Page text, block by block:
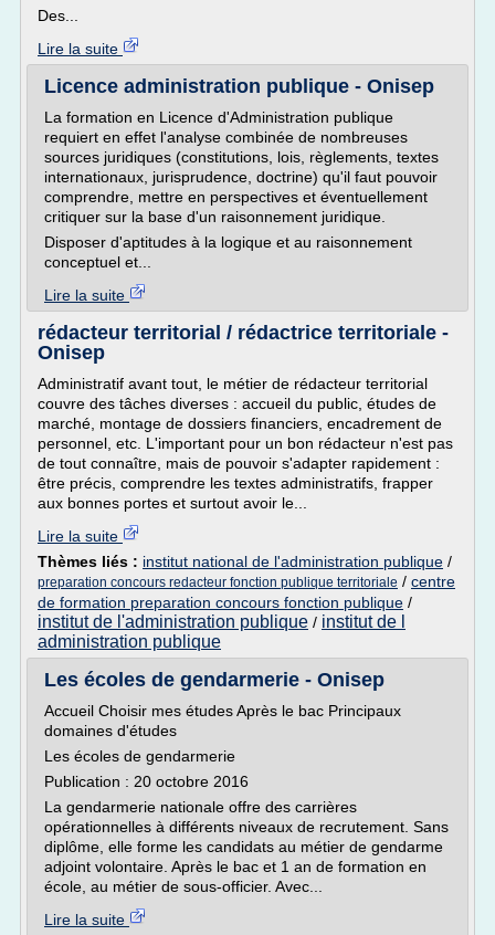
Des...
Lire la suite
Licence administration publique - Onisep
La formation en Licence d'Administration publique
requiert en effet l'analyse combinée de nombreuses
sources juridiques (constitutions, lois, règlements, textes
internationaux, jurisprudence, doctrine) qu'il faut pouvoir
comprendre, mettre en perspectives et éventuellement
critiquer sur la base d'un raisonnement juridique.
Disposer d'aptitudes à la logique et au raisonnement
conceptuel et...
Lire la suite
rédacteur territorial / rédactrice territoriale -
Onisep
Administratif avant tout, le métier de rédacteur territorial
couvre des tâches diverses : accueil du public, études de
marché, montage de dossiers financiers, encadrement de
personnel, etc. L'important pour un bon rédacteur n'est pas
de tout connaître, mais de pouvoir s'adapter rapidement :
être précis, comprendre les textes administratifs, frapper
aux bonnes portes et surtout avoir le...
Lire la suite
Thèmes liés : institut national de l'administration publique /
preparation concours redacteur fonction publique territoriale / centre
de formation preparation concours fonction publique /
institut de l'administration publique / institut de l
administration publique
Les écoles de gendarmerie - Onisep
Accueil Choisir mes études Après le bac Principaux
domaines d'études
Les écoles de gendarmerie
Publication : 20 octobre 2016
La gendarmerie nationale offre des carrières
opérationnelles à différents niveaux de recrutement. Sans
diplôme, elle forme les candidats au métier de gendarme
adjoint volontaire. Après le bac et 1 an de formation en
école, au métier de sous-officier. Avec...
Lire la suite